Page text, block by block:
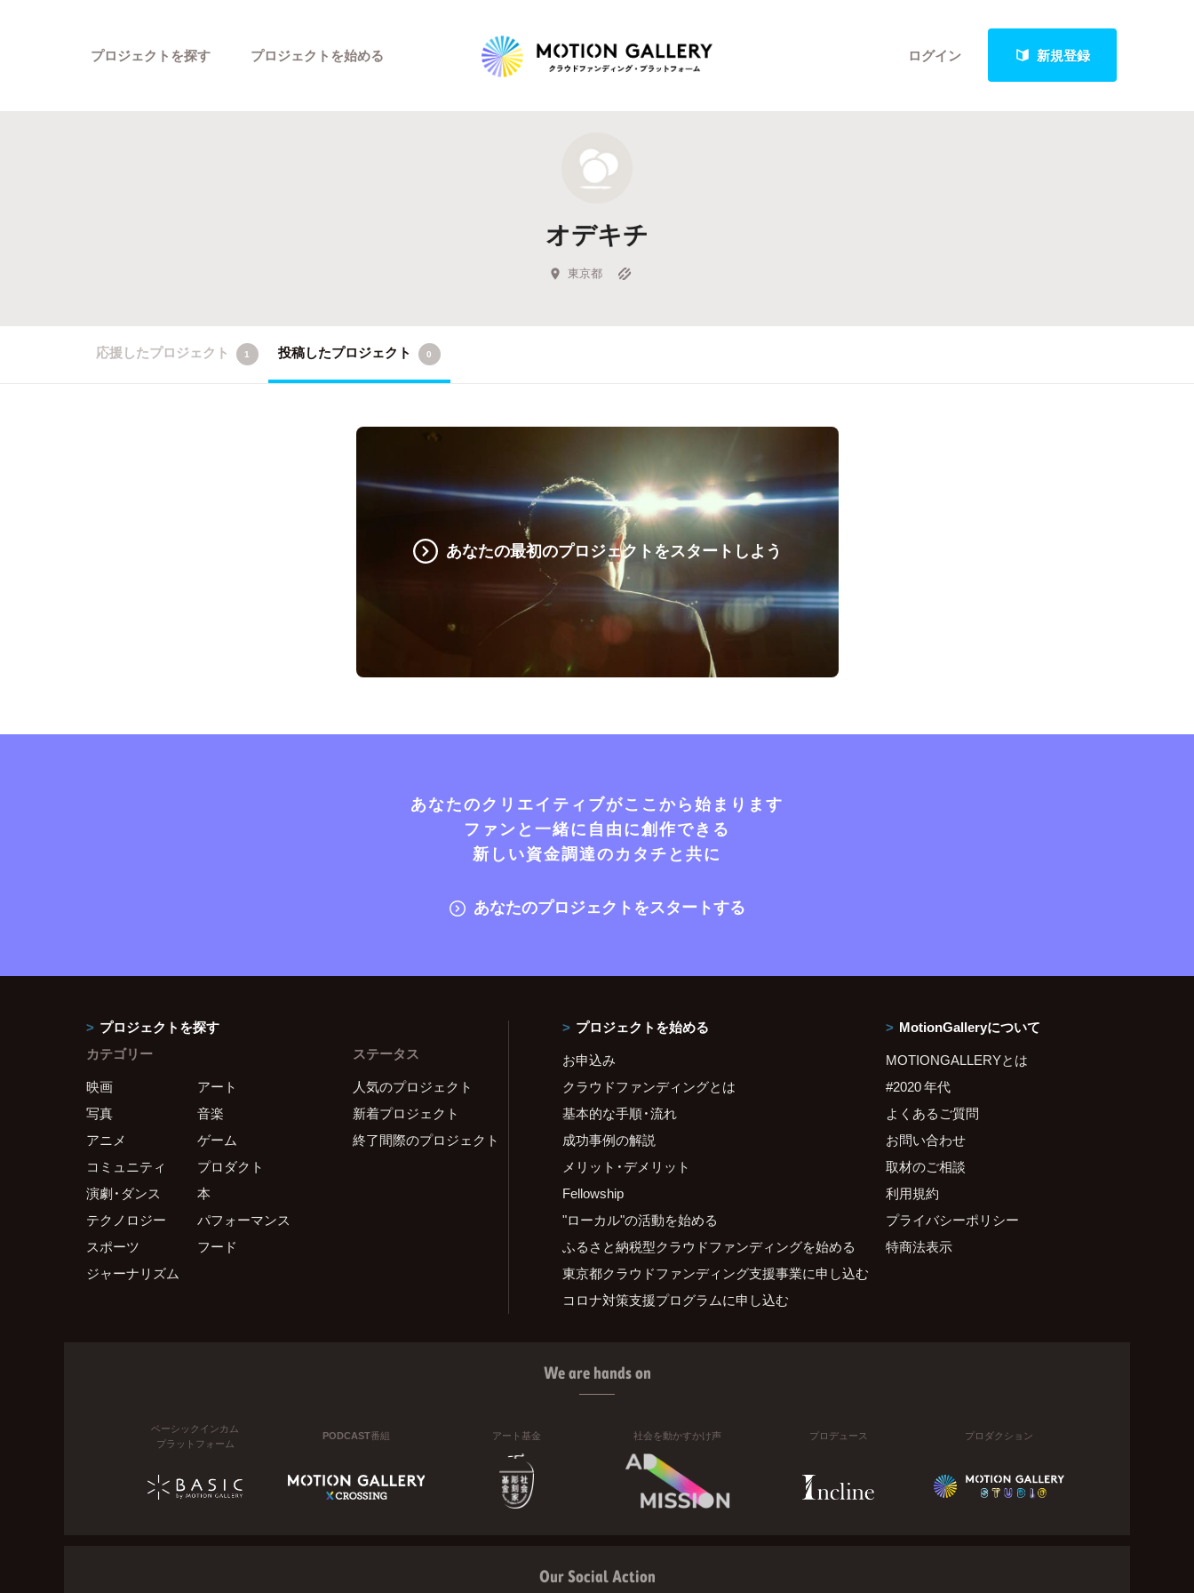
ログイン 新規登録
プロジェクトを探す
新着プロジェクト
Feature
キュレーターから探す
プロジェクトを始める
オデキチ
東京都
応援したプロジェクト 1 投稿したプロジェクト 0
あなたの最初のプロジェクトをスタートしよう
あなたのクリエイティブがここから始まります
ファンと一緒に自由に創作できる
新しい資金調達のカタチと共に
あなたのプロジェクトをスタートする
プロジェクトを探す
カテゴリー
映画
アート
写真
音楽
アニメ
ゲーム
コミュニティ
プロダクト
演劇・ダンス
本
テクノロジー
パフォーマンス
スポーツ
フード
ジャーナリズム
ステータス
人気のプロジェクト
新着プロジェクト
終了間際のプロジェクト
プロジェクトを始める
お申込み
クラウドファンディングとは
基本的な手順・流れ
成功事例の解説
メリット・デメリット
Fellowship
"ローカル"の活動を始める
ふるさと納税型クラウドファンディングを始める
東京都クラウドファンディング支援事業に申し込む
コロナ対策支援プログラムに申し込む
MotionGalleryについて
MOTIONGALLERYとは
#2020 年代
よくあるご質問
お問い合わせ
取材のご相談
利用規約
プライバシーポリシー
特商法表示
We are hands on
ベーシックインカム
プラットフォーム
PODCAST番組 アート基金 社会を動かすかけ声 プロデュース プロダクション
Our Social Action